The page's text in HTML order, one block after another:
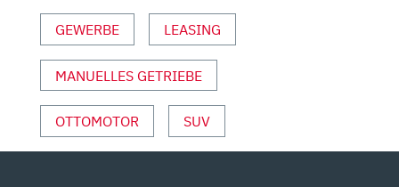
SPORT“
VON
ANZEIGEN
GEWERBE LEASING
MANUELLES GETRIEBE
OTTOMOTOR SUV